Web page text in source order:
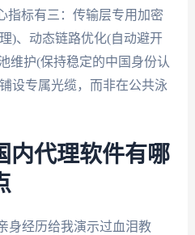
指标有三：传输层专用加密
)、动态链路优化(自动避开
维护(保持稳定的中国身份认
设专属光缆，而非在公共泳
内代理软件有哪
身经历给我演示过血泪教